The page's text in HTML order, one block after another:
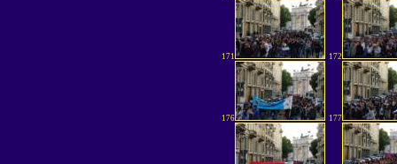
171 172
176 177